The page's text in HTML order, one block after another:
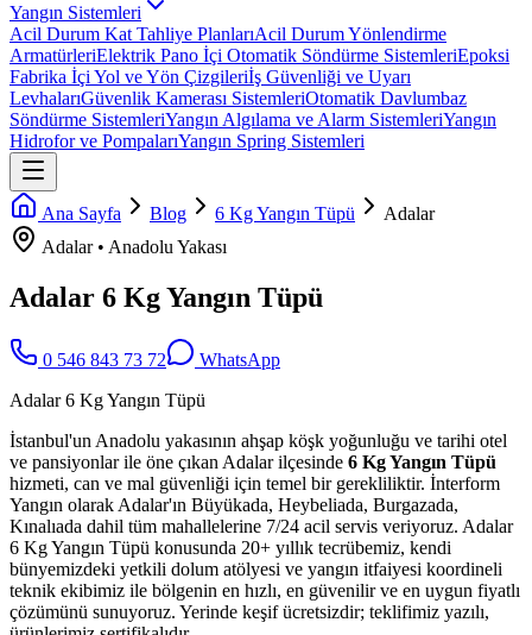
Yangın Sistemleri
Acil Durum Kat Tahliye PlanlarıAcil Durum Yönlendirme
ArmatürleriElektrik Pano İçi Otomatik Söndürme SistemleriEpoksi
Fabrika İçi Yol ve Yön Çizgileriİş Güvenliği ve Uyarı
LevhalarıGüvenlik Kamerası SistemleriOtomatik Davlumbaz
Söndürme SistemleriYangın Algılama ve Alarm SistemleriYangın
Hidrofor ve PompalarıYangın Spring Sistemleri
Ana Sayfa Blog 6 Kg Yangın Tüpü
Adalar
Adalar• Anadolu Yakası
Adalar 6 Kg Yangın Tüpü
0 546 843 73 72
WhatsApp
Adalar 6 Kg Yangın Tüpü
İstanbul'un Anadolu yakasının ahşap köşk yoğunluğu ve tarihi otel
ve pansiyonlar ile öne çıkan Adalar ilçesinde 6 Kg Yangın Tüpü
hizmeti, can ve mal güvenliği için temel bir gerekliliktir. İnterform
Yangın olarak Adalar'ın Büyükada, Heybeliada, Burgazada,
Kınalıada dahil tüm mahallelerine 7/24 acil servis veriyoruz. Adalar
6 Kg Yangın Tüpü konusunda 20+ yıllık tecrübemiz, kendi
bünyemizdeki yetkili dolum atölyesi ve yangın itfaiyesi koordineli
teknik ekibimiz ile bölgenin en hızlı, en güvenilir ve en uygun fiyatlı
çözümünü sunuyoruz. Yerinde keşif ücretsizdir; teklifimiz yazılı,